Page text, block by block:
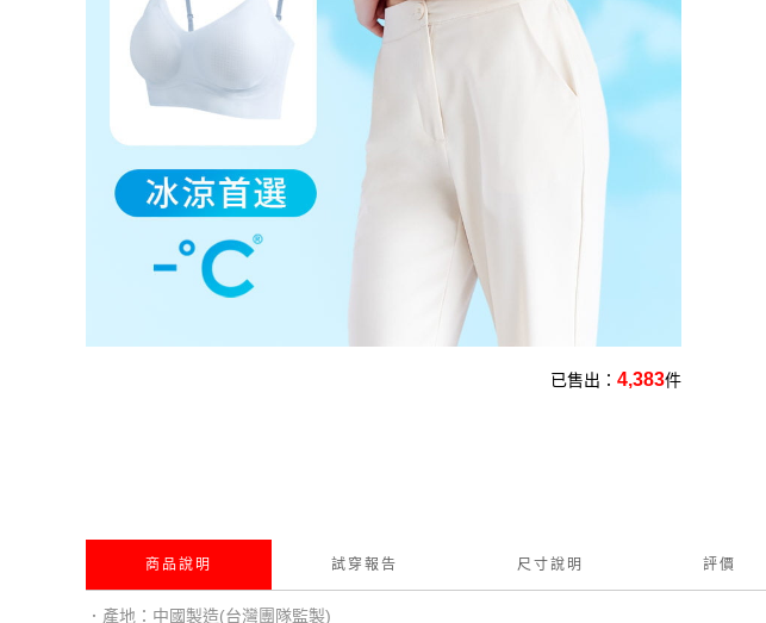
已售出： 4,383件
商品說明 試穿報告 尺寸說明 評價
．產地：中國製造(台灣團隊監製)